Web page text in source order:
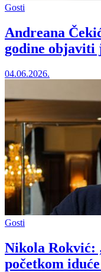
Gosti
Andreana
godine objaviti
04.06.2026.
Gosti
Nikola Rokvić:
početkom